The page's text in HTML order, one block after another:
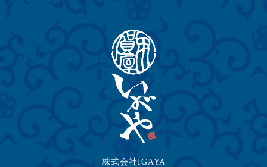
株式会社IGAYA